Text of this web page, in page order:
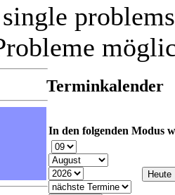
Terminkalender
In den folgenden Modus